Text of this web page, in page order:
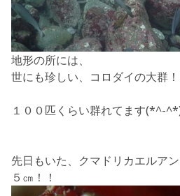
地形の所には、
世にも珍しい、コロダイの大群！
１００匹くらい群れてます(*^-
先日もいた、クマドリカエルア
５㎝！！